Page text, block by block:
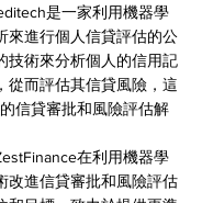
是一家利用機器學
來進行個人信貸評估的公
技術來分析個人的信用記
從而評估其信貸風險，這
信貸審批和風險評估解
在利用機器學
改進信貸審批和風險評估